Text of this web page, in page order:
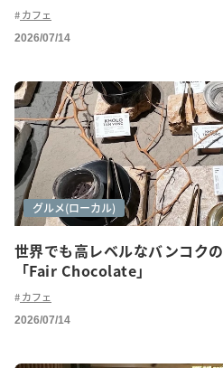
カフェ
2026/07/14
世界でも高レベルなバンコク
「Fair Chocolate」
カフェ巡り
グルメ(ローカル)
カフェ
2026/07/14